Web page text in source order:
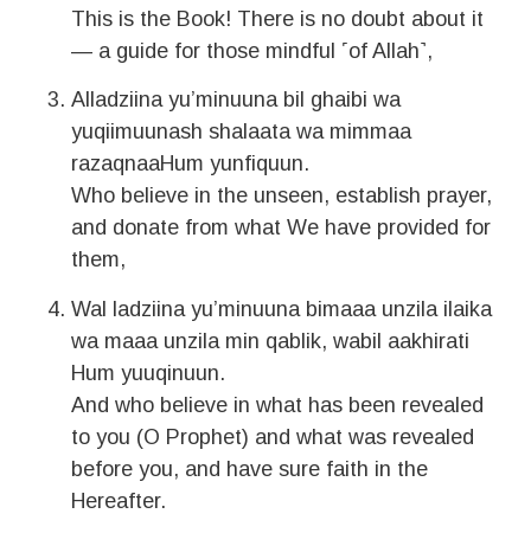
This is the Book! There is no doubt about it
— a guide for those mindful ˹of Allah˺,
Alladziina yu’minuuna bil ghaibi wa
yuqiimuunash shalaata wa mimmaa
razaqnaaHum yunfiquun.
Who believe in the unseen, establish prayer,
and donate from what We have provided for
them,
Wal ladziina yu’minuuna bimaaa unzila ilaika
wa maaa unzila min qablik, wabil aakhirati
Hum yuuqinuun.
And who believe in what has been revealed
to you (O Prophet) and what was revealed
before you, and have sure faith in the
Hereafter.